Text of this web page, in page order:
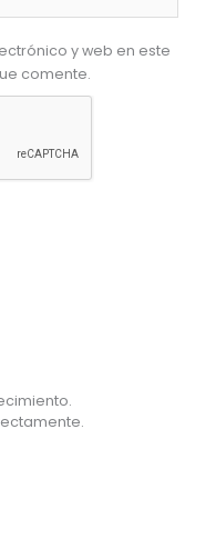
y web en este
comente.